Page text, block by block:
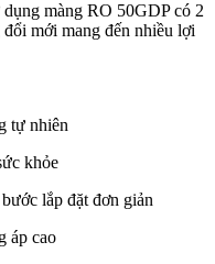
dụng màng RO 50GDP có 2
mới mang đến nhiều lợi
tự nhiên
khỏe
lắp đặt đơn giản
áp cao